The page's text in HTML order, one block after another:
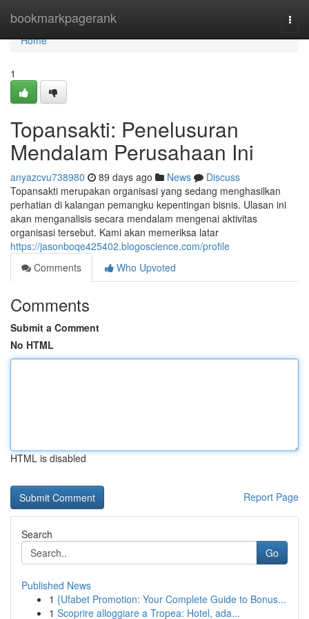
bookmarkpagerank
Home
Home
1
Topansakti: Penelusuran
Mendalam Perusahaan Ini
anyazcvu738980 89 days ago News
Discuss
Topansakti merupakan organisasi yang sedang menghasilkan
perhatian di kalangan pemangku kepentingan bisnis. Ulasan ini
akan menganalisis secara mendalam mengenai aktivitas
organisasi tersebut. Kami akan memeriksa latar
https://jasonboqe425402.blogoscience.com/profile
Comments
Who Upvoted
Comments
Submit a Comment
No HTML
HTML is disabled
Report Page
Search
Go
Published News
1 {Ufabet Promotion: Your Complete Guide to Bonus...
1 Scoprire alloggiare a Tropea: Hotel, ada...